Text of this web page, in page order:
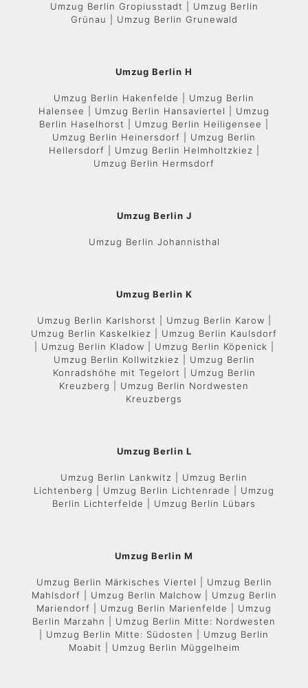
Umzug Berlin Gropiusstadt | Umzug Berlin
Grünau | Umzug Berlin Grunewald
Umzug Berlin H
Umzug Berlin Hakenfelde | Umzug Berlin
Halensee | Umzug Berlin Hansaviertel | Umzug
Berlin Haselhorst | Umzug Berlin Heiligensee |
Umzug Berlin Heinersdorf | Umzug Berlin
Hellersdorf | Umzug Berlin Helmholtzkiez |
Umzug Berlin Hermsdorf
Umzug Berlin J
Umzug Berlin Johannisthal
Umzug Berlin K
Umzug Berlin Karlshorst | Umzug Berlin Karow |
Umzug Berlin Kaskelkiez | Umzug Berlin Kaulsdorf
| Umzug Berlin Kladow | Umzug Berlin Köpenick |
Umzug Berlin Kollwitzkiez | Umzug Berlin
Konradshöhe mit Tegelort | Umzug Berlin
Kreuzberg | Umzug Berlin Nordwesten
Kreuzbergs
Umzug Berlin L
Umzug Berlin Lankwitz | Umzug Berlin
Lichtenberg | Umzug Berlin Lichtenrade | Umzug
Berlin Lichterfelde | Umzug Berlin Lübars
Umzug Berlin M
Umzug Berlin Märkisches Viertel | Umzug Berlin
Mahlsdorf | Umzug Berlin Malchow | Umzug Berlin
Mariendorf | Umzug Berlin Marienfelde | Umzug
Berlin Marzahn | Umzug Berlin Mitte: Nordwesten
| Umzug Berlin Mitte: Südosten | Umzug Berlin
Moabit | Umzug Berlin Müggelheim